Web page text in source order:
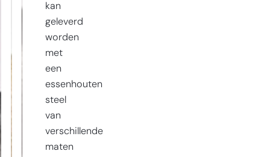
kan
geleverd
worden
met
een
essenhouten
steel
van
verschillende
maten